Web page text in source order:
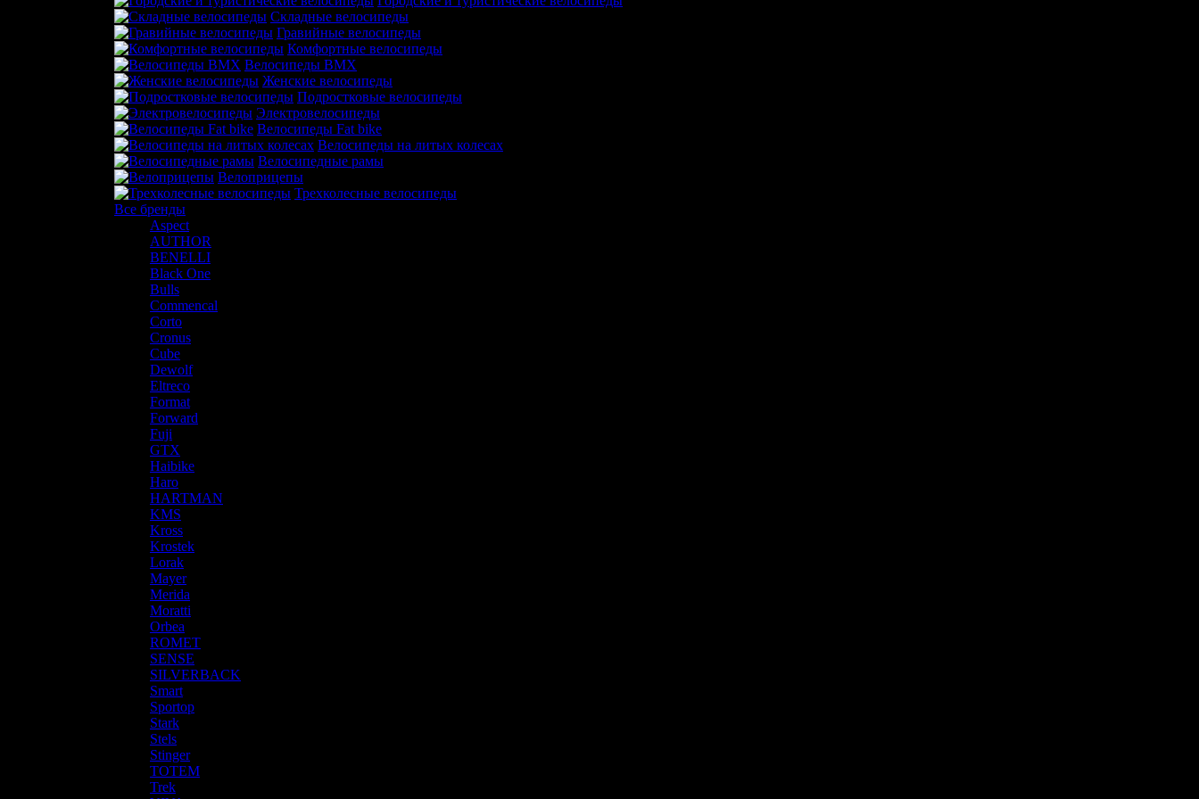
Складные велосипеды
Гравийные велосипеды
Комфортные велосипеды
Велосипеды BMX
Женские велосипеды
Подростковые велосипеды
Электровелосипеды
Велосипеды Fat bike
Велосипеды на литых колесах
Велосипедные рамы
Велоприцепы
Трехколесные велосипеды
Все бренды
Aspect
AUTHOR
BENELLI
Black One
Bulls
Commencal
Corto
Cronus
Cube
Dewolf
Eltreco
Format
Forward
Fuji
GTX
Haibike
Haro
HARTMAN
KMS
Kross
Krostek
Lorak
Mayer
Merida
Moratti
Orbea
ROMET
SENSE
SILVERBACK
Smart
Sportop
Stark
Stels
Stinger
TOTEM
Trek